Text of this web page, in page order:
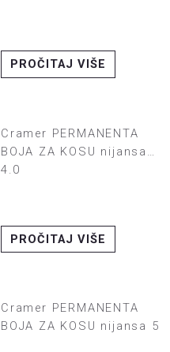
PROČITAJ VIŠE
Cramer PERMANENTA
BOJA ZA KOSU nijansa
4.0
PROČITAJ VIŠE
Cramer PERMANENTA
BOJA ZA KOSU nijansa 5